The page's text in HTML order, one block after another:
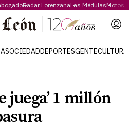
Radar LorenzanaLas MédulasMotos
SOCIEDADDEPORTESGENTECULTURA
juega’ 1 millón